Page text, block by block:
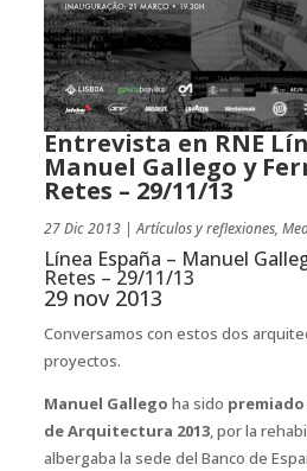
Entrevista en RNE
Manuel Gallego y
Retes – 29/11/13
27 Dic 2013|Artículos y reflexiones,
Línea España – Manuel
Retes – 29/11/13
29 nov 2013
Conversamos con estos dos
proyectos.
Manuel Gallego ha sido premiado
de Arquitectura 2013, por la
albergaba la sede del Banco de